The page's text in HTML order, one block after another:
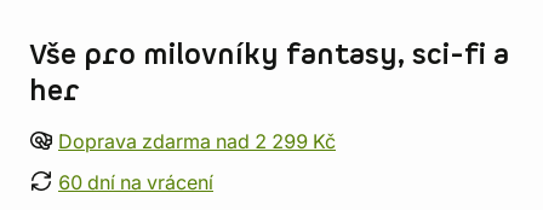
Vše pro milovníky fantasy, sci-fi a
her
Doprava zdarma nad 2 299 Kč
60 dní na vrácení